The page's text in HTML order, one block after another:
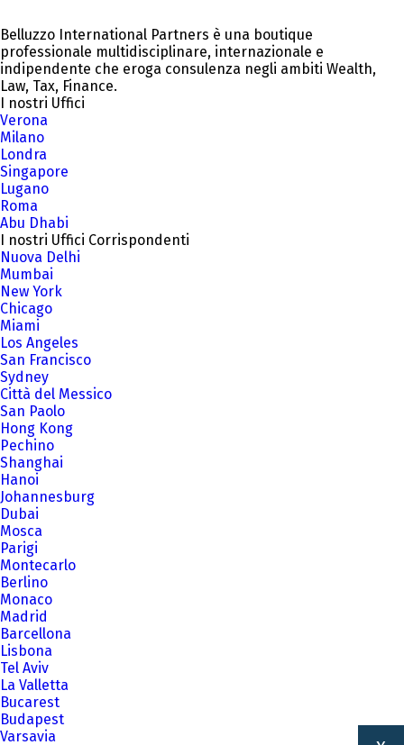
Belluzzo International Partners è una boutique
professionale multidisciplinare, internazionale e
indipendente che eroga consulenza negli ambiti Wealth,
Law, Tax, Finance.
I nostri Uffici
Verona
Milano
Londra
Singapore
Lugano
Roma
Abu Dhabi
I nostri Uffici Corrispondenti
Nuova Delhi
Mumbai
New York
Chicago
Miami
Los Angeles
San Francisco
Sydney
Città del Messico
San Paolo
Hong Kong
Pechino
Shanghai
Hanoi
Johannesburg
Dubai
Mosca
Parigi
Montecarlo
Berlino
Monaco
Madrid
Barcellona
Lisbona
Tel Aviv
La Valletta
Bucarest
Budapest
Varsavia